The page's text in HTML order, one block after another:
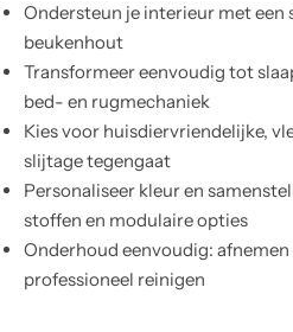
Ondersteun je interieur met een
beukenhout
Transformeer eenvoudig tot
bed- en rugmechaniek
Kies voor huisdiervriendelijke,
slijtage tegengaat
Personaliseer kleur en
stoffen en modulaire opties
Onderhoud eenvoudig:
professioneel reinigen